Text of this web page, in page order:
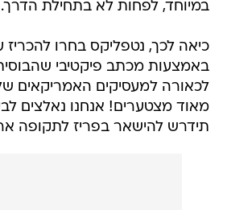
במיוחד, לפחות לא בתחילת הדרך.
כיאה לכך, נטפליקס בחרו
באמצעות מכתב פיקטיבי
לכאורה למעסיקים האמריקאים
מאוד מצטערים! אנחנו נאלצים
תידרש להישאר בפריז לתקופה